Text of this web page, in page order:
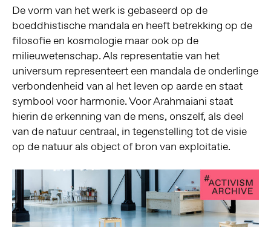
De vorm van het werk is gebaseerd op de
boeddhistische mandala en heeft betrekking op de
filosofie en kosmologie maar ook op de
milieuwetenschap. Als representatie van het
universum representeert een mandala de onderlinge
verbondenheid van al het leven op aarde en staat
symbool voor harmonie. Voor Arahmaiani staat
hierin de erkenning van de mens, onszelf, als deel
van de natuur centraal, in tegenstelling tot de visie
op de natuur als object of bron van exploitatie.